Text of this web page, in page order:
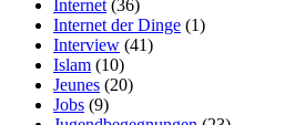
Internet (36)
Internet der Dinge (1)
Interview (41)
Islam (10)
Jeunes (20)
Jobs (9)